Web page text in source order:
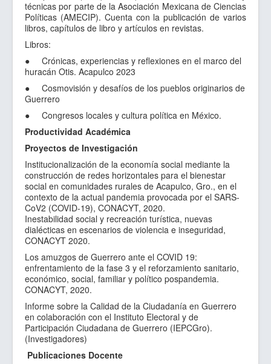
técnicas por parte de la Asociación Mexicana de Ciencias
Políticas (AMECIP). Cuenta con la publicación de varios
libros, capítulos de libro y artículos en revistas.
Libros:
● Crónicas, experiencias y reflexiones en el marco del
huracán Otis. Acapulco 2023
● Cosmovisión y desafíos de los pueblos originarios de
Guerrero
● Congresos locales y cultura política en México.
Productividad Académica
Proyectos de Investigación
Institucionalización de la economía social mediante la
construcción de redes horizontales para el bienestar
social en comunidades rurales de Acapulco, Gro., en el
contexto de la actual pandemia provocada por el SARS-
CoV2 (COVID-19), CONACYT, 2020.
Inestabilidad social y recreación turística, nuevas
dialécticas en escenarios de violencia e inseguridad,
CONACYT 2020.
Los amuzgos de Guerrero ante el COVID 19:
enfrentamiento de la fase 3 y el reforzamiento sanitario,
económico, social, familiar y político pospandemia.
CONACYT, 2020.
Informe sobre la Calidad de la Ciudadanía en Guerrero
en colaboración con el Instituto Electoral y de
Participación Ciudadana de Guerrero (IEPCGro).
(Investigadores)
Publicaciones Docente